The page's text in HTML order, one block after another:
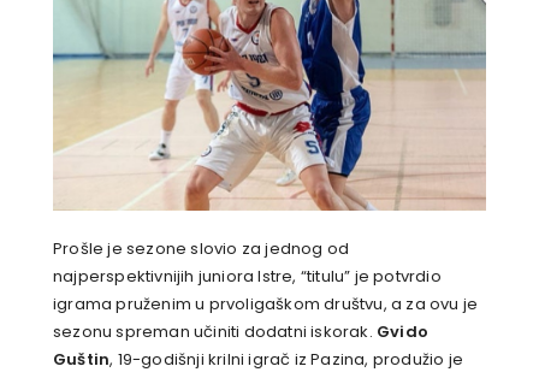
Prošle je sezone slovio za jednog od
najperspektivnijih juniora Istre, “titulu” je potvrdio
igrama pruženim u prvoligaškom društvu, a za ovu je
sezonu spreman učiniti dodatni iskorak. Gvido
Guštin, 19-godišnji krilni igrač iz Pazina, produžio je